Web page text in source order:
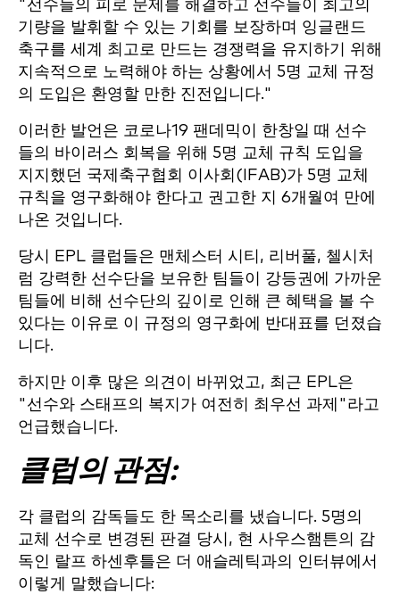
"선수들의 피로 문제를 해결하고 선수들이 최고의
기량을 발휘할 수 있는 기회를 보장하며 잉글랜드
축구를 세계 최고로 만드는 경쟁력을 유지하기 위해
지속적으로 노력해야 하는 상황에서 5명 교체 규정
의 도입은 환영할 만한 진전입니다."
이러한 발언은 코로나19 팬데믹이 한창일 때 선수
들의 바이러스 회복을 위해 5명 교체 규칙 도입을
지지했던 국제축구협회 이사회(IFAB)가 5명 교체
규칙을 영구화해야 한다고 권고한 지 6개월여 만에
나온 것입니다.
당시 EPL 클럽들은 맨체스터 시티, 리버풀, 첼시처
럼 강력한 선수단을 보유한 팀들이 강등권에 가까운
팀들에 비해 선수단의 깊이로 인해 큰 혜택을 볼 수
있다는 이유로 이 규정의 영구화에 반대표를 던졌습
니다.
하지만 이후 많은 의견이 바뀌었고, 최근 EPL은
"선수와 스태프의 복지가 여전히 최우선 과제"라고
언급했습니다.
클럽의 관점:
각 클럽의 감독들도 한 목소리를 냈습니다. 5명의
교체 선수로 변경된 판결 당시, 현 사우스햄튼의 감
독인 랄프 하센후틀은 더 애슬레틱과의 인터뷰에서
이렇게 말했습니다: